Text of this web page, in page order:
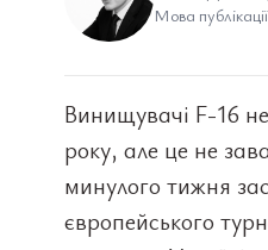
Мова
Винищувачі F-16
року, але це не
минулого тижня
європейського